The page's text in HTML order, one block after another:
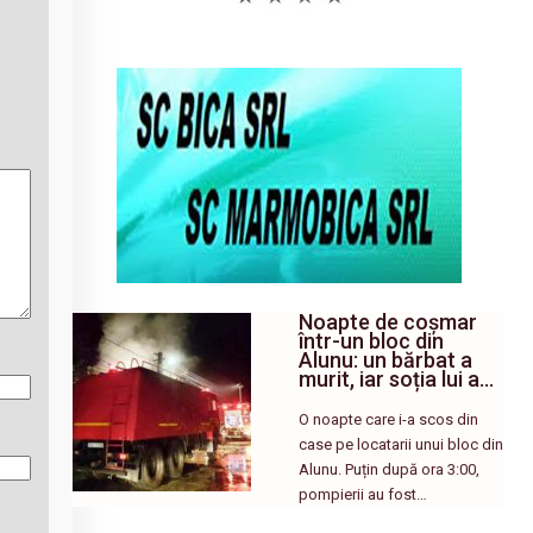
Noapte de coșmar
într-un bloc din
Alunu: un bărbat a
murit, iar soția lui a…
O noapte care i-a scos din
case pe locatarii unui bloc din
Alunu. Puțin după ora 3:00,
pompierii au fost…